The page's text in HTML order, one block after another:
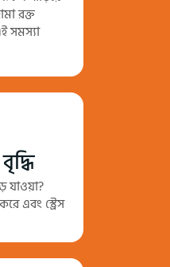
রক্ত
সমস্যা
যাওয়া?
এবং স্ট্রেস